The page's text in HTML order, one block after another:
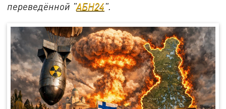
переведённой "АБН24".